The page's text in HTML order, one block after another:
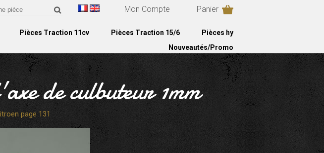
Mon Compte Panier
Pièces Traction 11cv Pièces Traction 15/6
Pièces hy
Nouveautés/Promo
de culbuteur 1mm
page 131